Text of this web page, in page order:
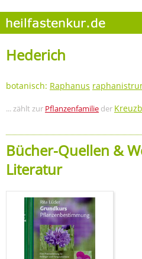
Hederich
botanisch: Raphanus
... zählt zur Pflanzenfamilie der
Bücher-Quellen &
Literatur